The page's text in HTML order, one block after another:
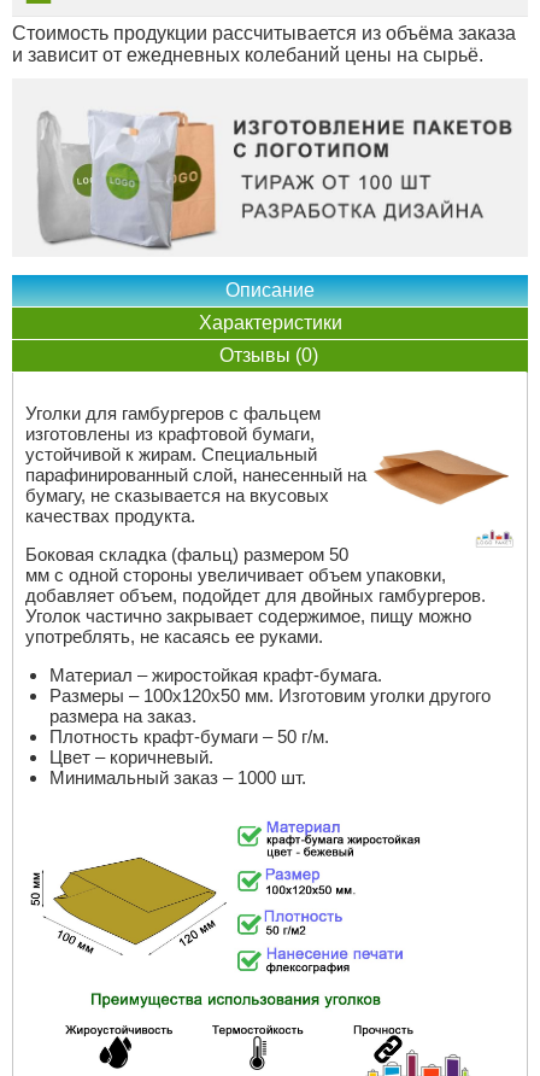
Стоимость продукции рассчитывается из объёма заказа
и зависит от ежедневных колебаний цены на сырьё.
Описание
Характеристики
Отзывы (0)
Уголки для гамбургеров с фальцем
изготовлены из крафтовой бумаги,
устойчивой к жирам. Специальный
парафинированный слой, нанесенный на
бумагу, не сказывается на вкусовых
качествах продукта.
Боковая складка (фальц) размером 50
мм с одной стороны увеличивает объем упаковки,
добавляет объем, подойдет для двойных гамбургеров.
Уголок частично закрывает содержимое, пищу можно
употреблять, не касаясь ее руками.
Материал – жиростойкая крафт-бумага.
Размеры – 100х120х50 мм. Изготовим уголки другого
размера на заказ.
Плотность крафт-бумаги – 50 г/м.
Цвет – коричневый.
Минимальный заказ – 1000 шт.